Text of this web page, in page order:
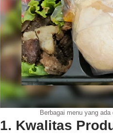
Berbagai menu yang
1. Kwalitas